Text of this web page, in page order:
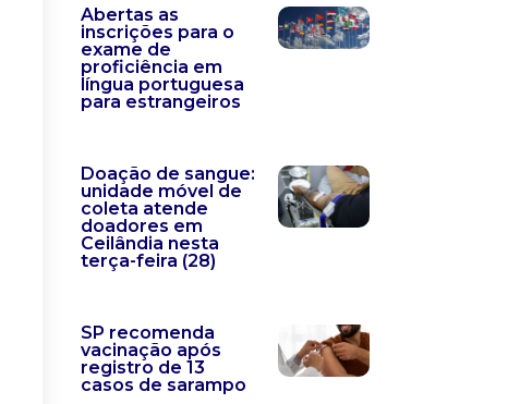
Abertas as
inscrições para o
exame de
proficiência em
língua portuguesa
para estrangeiros
Doação de sangue:
unidade móvel de
coleta atende
doadores em
Ceilândia nesta
terça-feira (28)
SP recomenda
vacinação após
registro de 13
casos de sarampo